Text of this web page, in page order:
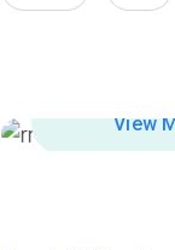
View